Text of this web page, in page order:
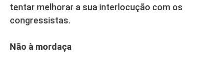
tentar melhorar a sua interlocução com os
congressistas.
Não à mordaça